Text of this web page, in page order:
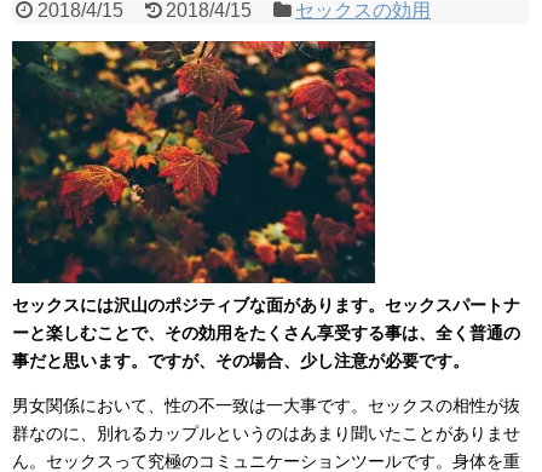
2018/4/15 2018/4/15 セックスの効用
セックスには沢山のポジティブな面があります。セックスパートナ
ーと楽しむことで、その効用をたくさん享受する事は、全く普通の
事だと思います。ですが、その場合、少し注意が必要です。
男女関係において、性の不一致は一大事です。セックスの相性が抜
群なのに、別れるカップルというのはあまり聞いたことがありませ
ん。セックスって究極のコミュニケーションツールです。身体を重